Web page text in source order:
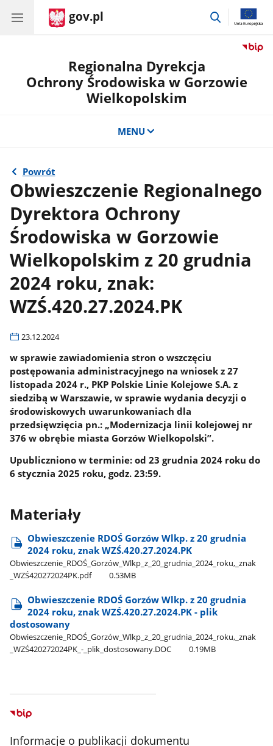
gov.pl
przejdź
Regionalna Dyrekcja
Ochrony Środowiska w Gorzowie
Wielkopolskim
MENU
Powrót
Obwieszczenie Regionalnego
Dyrektora Ochrony
Środowiska w Gorzowie
Wielkopolskim z 20 grudnia
2024 roku, znak:
WZŚ.420.27.2024.PK
23.12.2024
w sprawie zawiadomienia stron o wszczęciu
postępowania administracyjnego na wniosek z 27
listopada 2024 r., PKP Polskie Linie Kolejowe S.A. z
siedzibą w Warszawie, w sprawie wydania decyzji o
środowiskowych uwarunkowaniach dla
przedsięwzięcia pn.: „Modernizacja linii kolejowej nr
376 w obrębie miasta Gorzów Wielkopolski”.
Upubliczniono w terminie: od 23 grudnia 2024 roku do
6 stycznia 2025 roku, godz. 23:59.
Materiały
Obwieszczenie RDOŚ Gorzów Wlkp. z 20 grudnia
2024 roku, znak WZŚ.420.27.2024.PK
Obwieszczenie​_RDOŚ​_Gorzów​_Wlkp​_z​_20​_grudnia​_2024​_roku,​_znak​
_WZŚ420272024PK.pdf
0.53MB
Obwieszczenie RDOŚ Gorzów Wlkp. z 20 grudnia
2024 roku, znak WZŚ.420.27.2024.PK - plik
dostosowany
Obwieszczenie​_RDOŚ​_Gorzów​_Wlkp​_z​_20​_grudnia​_2024​_roku,​_znak​
_WZŚ420272024PK​_-​_plik​_dostosowany.DOC
0.19MB
Informacje o publikacji dokumentu